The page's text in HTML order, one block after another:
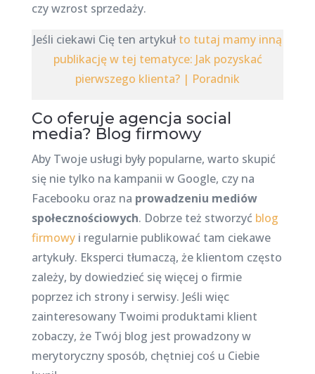
czy wzrost sprzedaży.
Jeśli ciekawi Cię ten artykułto tutaj mamy inną
publikację w tej tematyce: Jak pozyskać
pierwszego klienta? | Poradnik
Co oferuje agencja social
media? Blog firmowy
Aby Twoje usługi były popularne, warto skupić
się nie tylko na kampanii w Google, czy na
Facebooku oraz na prowadzeniu mediów
społecznościowych. Dobrze też stworzyć blog
firmowyi regularnie publikować tam ciekawe
artykuły. Eksperci tłumaczą, że klientom często
zależy, by dowiedzieć się więcej o firmie
poprzez ich strony i serwisy. Jeśli więc
zainteresowany Twoimi produktami klient
zobaczy, że Twój blog jest prowadzony w
merytoryczny sposób, chętniej coś u Ciebie